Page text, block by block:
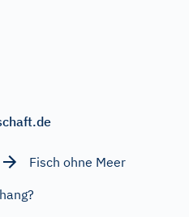
Fisch ohne Meer